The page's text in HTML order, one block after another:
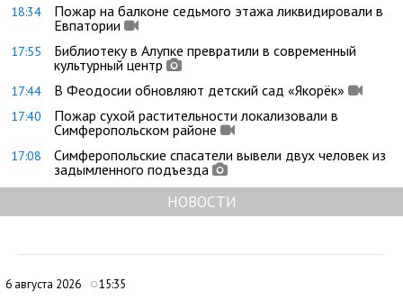
18:34
Пожар на балконе седьмого этажа ликвидировали в
Евпатории
17:55
Библиотеку в Алупке превратили в современный
культурный центр
17:44 В Феодосии обновляют детский сад «Якорёк»
17:40
Пожар сухой растительности локализовали в
Симферопольском районе
17:08
Симферопольские спасатели вывели двух человек из
задымленного подъезда
НОВОСТИ
6 августа 2026 15:35